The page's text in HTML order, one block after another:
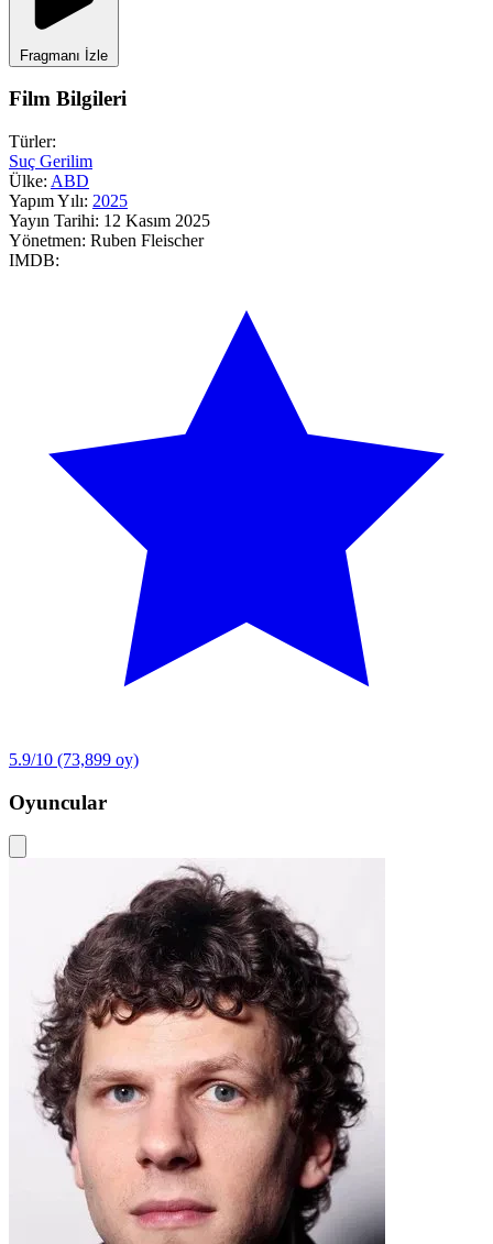
Fragmanı İzle
Film Bilgileri
Türler:
Suç Gerilim
Ülke: ABD
Yapım Yılı: 2025
Yayın Tarihi: 12 Kasım 2025
Yönetmen: Ruben Fleischer
IMDB:
5.9/10 (73,899 oy)
Oyuncular